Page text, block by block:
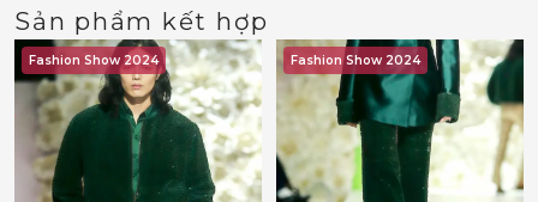
Sản phẩm kết hợp
Fashion Show 2024 Fashion Show 2024